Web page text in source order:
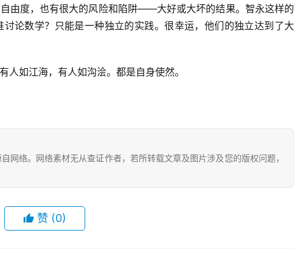
由度，也有很大的风险和陷阱――大好或大坏的结果。智永这样的
论数学？只能是一种独立的实践。很幸运，他们的独立达到了大
如江海，有人如沟浍。都是自身使然。
网络。网络素材无从查证作者，若所转载文章及图片涉及您的版权问题，
赞 (0)